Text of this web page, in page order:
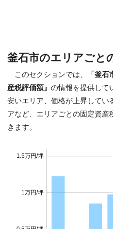
釜石市のエリアごと
このセクションでは、
「釜
産税評価額』 の情報を提供して
安いエリア、価格が上昇してい
アなど、エリアごとの固定資産
きます。
1万円/坪
1.5万円/坪